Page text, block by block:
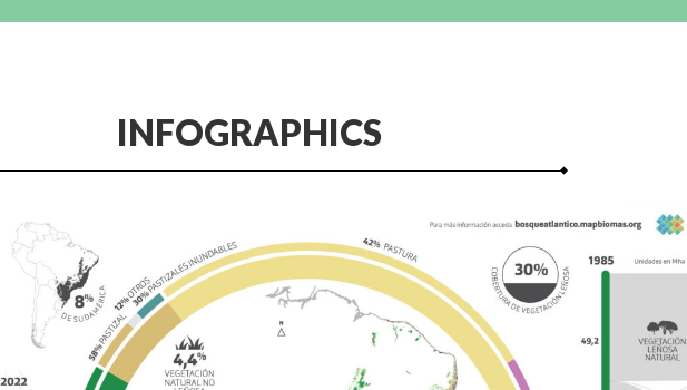
INFOGRAPHICS